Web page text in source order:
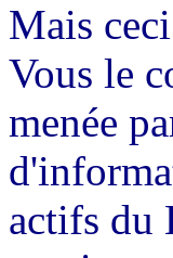
Mais
Vous le
menée
actifs du